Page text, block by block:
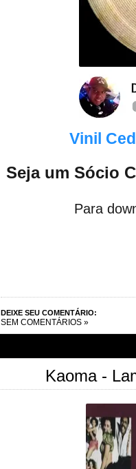
Vinil
Seja um Sócio
Para
DEIXE SEU COMENTÁRIO:
SEM COMENTÁRIOS »
Kaoma -